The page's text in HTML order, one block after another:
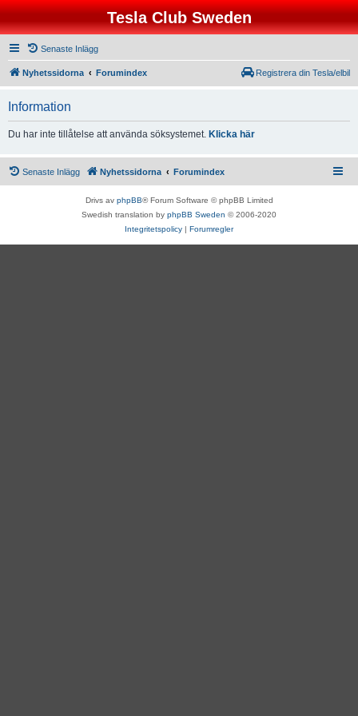
Tesla Club Sweden
Senaste Inlägg
Nyhetssidorna Forumindex Registrera din Tesla/elbil
Information
Du har inte tillåtelse att använda söksystemet. Klicka här
Senaste Inlägg Nyhetssidorna Forumindex
Drivs av phpBB® Forum Software © phpBB Limited
Swedish translation by phpBB Sweden © 2006-2020
Integritetspolicy | Forumregler